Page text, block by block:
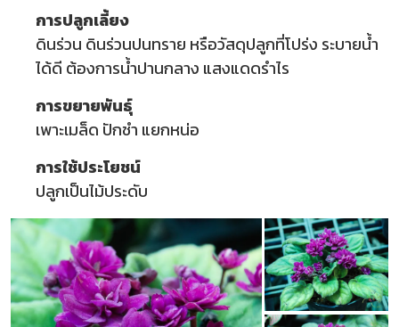
การปลูกเลี้ยง
ดินร่วน ดินร่วนปนทราย หรือวัสดุปลูกที่โปร่ง ระบายน้ำ
ได้ดี ต้องการน้ำปานกลาง แสงแดดรำไร
การขยายพันธุ์
เพาะเมล็ด ปักชำ แยกหน่อ
การใช้ประโยชน์
ปลูกเป็นไม้ประดับ